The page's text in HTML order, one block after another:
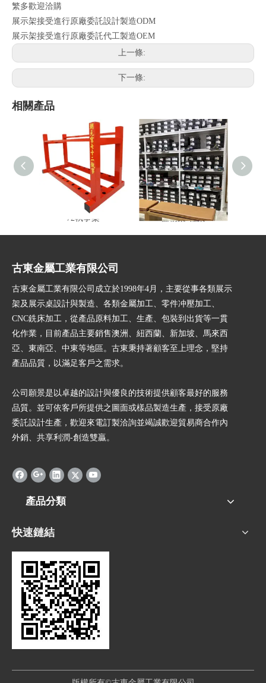
繁多歡迎洽購
展示架接受進行原廠委託設計製造ODM
展示架接受進行原廠委託代工製造OEM
上一條:
下一條:
相關產品
72執事架 儲物架-鞋架
古東金屬工業有限公司
古東金屬工業有限公司成立於1998年4月，主要從事各類展示
架及展示桌設計與製造、各類金屬加工、零件冲壓加工、
CNC銑床加工，從產品原料加工、生產、包裝到出貨等一貫
化作業，目前產品主要銷售澳洲、紐西蘭、新加坡、馬來西
亞、東南亞、中東等地區。古東秉持著顧客至上理念，堅持
產品品質，以滿足客戶之需求。
公司願景是以卓越的設計與優良的技術提供顧客最好的服務
品質。並可依客戶所提供之圖面或樣品製造生產，接受原廠
委託設計生產，歡迎來電訂製洽詢並竭誠歡迎貿易商合作內
外銷、共享利潤-創造雙贏。
產品分類
快速鏈結